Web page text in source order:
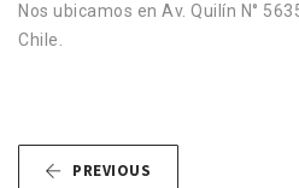
Nos ubicamos en Av. Quilín N°
Chile.
PREVIOUS